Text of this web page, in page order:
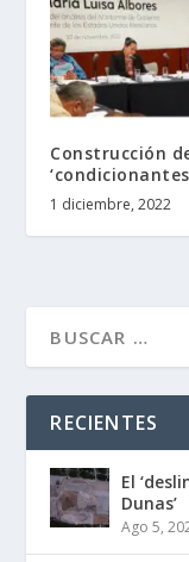
Construcción
1 diciembre, 2022
RECIENTES
El
Dunas’
Ago 5,